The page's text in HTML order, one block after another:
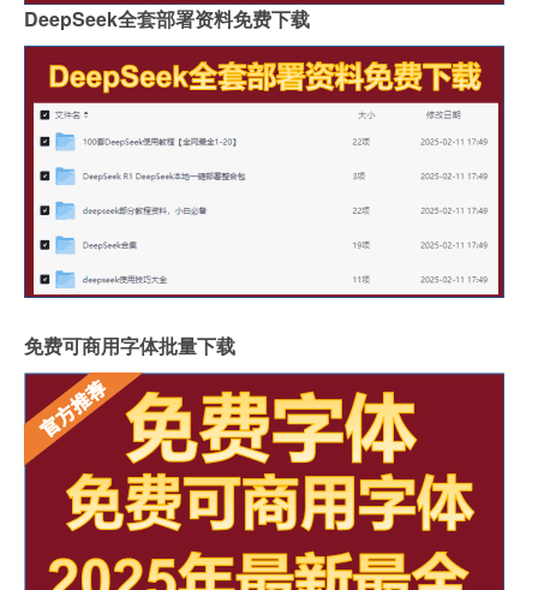
DeepSeek全套部署资料免费下载
免费可商用字体批量下载